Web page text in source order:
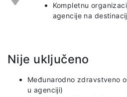
Kompletnu
agencije na
Nije uključeno
Međunarodno zdravstveno
u agenciji)